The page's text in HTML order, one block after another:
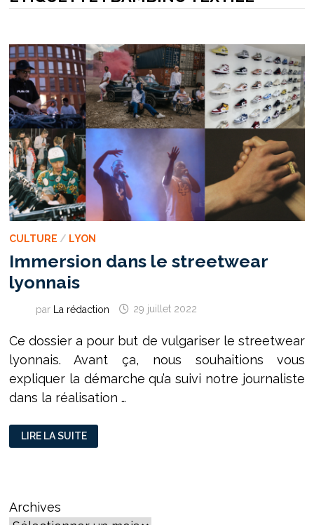
CULTURE / LYON
Immersion dans le streetwear
lyonnais
par La rédaction 29 juillet 2022
Ce dossier a pour but de vulgariser le streetwear
lyonnais. Avant ça, nous souhaitions vous
expliquer la démarche qu’a suivi notre journaliste
dans la réalisation …
IMMERSION
DANS
LE
LIRE LA SUITE
Archives